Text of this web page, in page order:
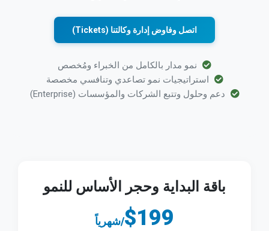
اتصل وفاوض إدارة وكالتنا (Tickets)
نمو مدار بالكامل من الخبراء ومُخصص
استراتيجيات نمو تصاعدي وتنافسي مخصصة
دعم وحلول وتتبع الشركات والمؤسسات (Enterprise)
باقة البداية وحجر الأساس للنمو
$199/شهرياً